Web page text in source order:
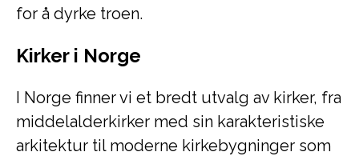
for å dyrke troen.
Kirker i Norge
I Norge finner vi et bredt utvalg av kirker, fra
middelalderkirker med sin karakteristiske
arkitektur til moderne kirkebygninger som